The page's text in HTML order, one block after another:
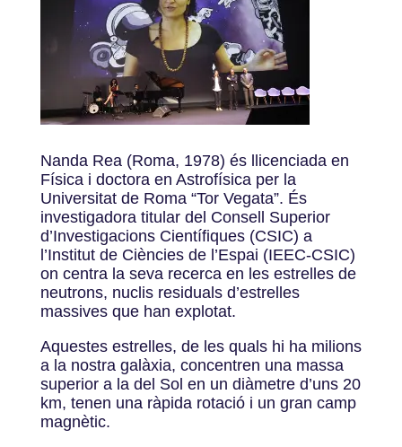
Nanda Rea (Roma, 1978) és llicenciada en
Física i doctora en Astrofísica per la
Universitat de Roma “Tor Vegata”. És
investigadora titular del Consell Superior
d’Investigacions Científiques (CSIC) a
l’Institut de Ciències de l’Espai (IEEC-CSIC)
on centra la seva recerca en les estrelles de
neutrons, nuclis residuals d’estrelles
massives que han explotat.
Aquestes estrelles, de les quals hi ha milions
a la nostra galàxia, concentren una massa
superior a la del Sol en un diàmetre d’uns 20
km, tenen una ràpida rotació i un gran camp
magnètic.